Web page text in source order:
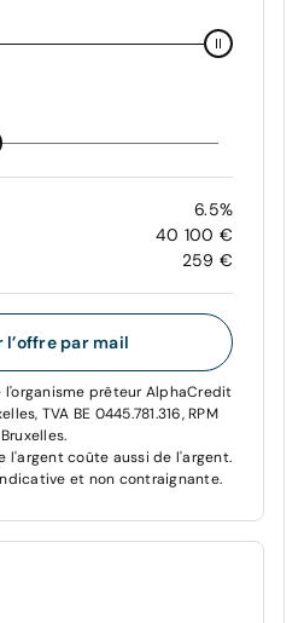
6.5%
40 100 €
259 €
l’offre par mail
prêteur AlphaCredit
TVA BE 0445.781.316, RPM
Bruxelles.
l'argent coûte aussi de l'argent.
et non contraignante.